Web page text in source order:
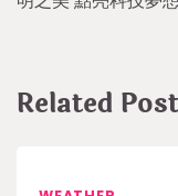
Related